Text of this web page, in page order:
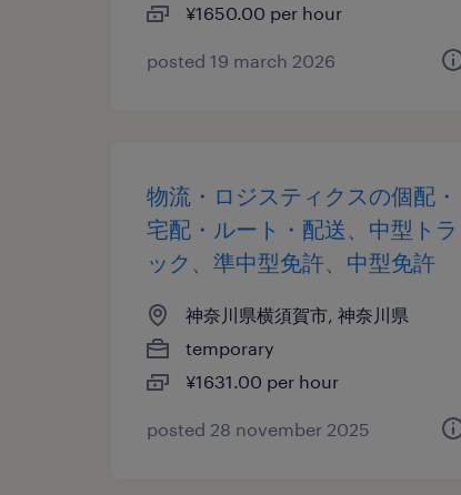
¥1650.00 per hour
posted 19 march 2026
物流・ロジスティクスの個配・
宅配・ルート・配送、中型トラ
ック、準中型免許、中型免許
神奈川県横須賀市, 神奈川県
temporary
¥1631.00 per hour
posted 28 november 2025